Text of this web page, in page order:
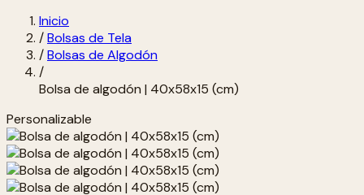
Inicio
/Bolsas de Tela
/Bolsas de Algodón
/
Bolsa de algodón | 40x58x15 (cm)
Personalizable